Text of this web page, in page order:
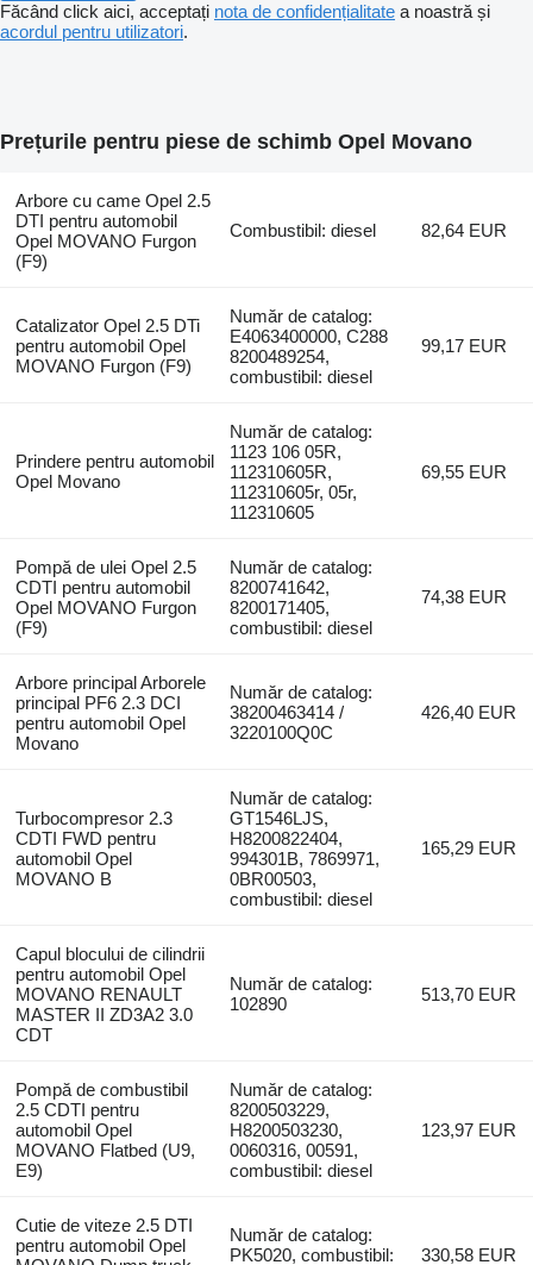
Făcând click aici, acceptați nota de confidențialitate a noastră și
acordul pentru utilizatori.
Prețurile pentru piese de schimb Opel Movano
Arbore cu came Opel 2.5
DTI pentru automobil
Opel MOVANO Furgon
(F9)
Combustibil: diesel 82,64 EUR
Catalizator Opel 2.5 DTi
pentru automobil Opel
MOVANO Furgon (F9)
Număr de catalog:
E4063400000, C288
8200489254,
combustibil: diesel
99,17 EUR
Prindere pentru automobil
Opel Movano
Număr de catalog:
1123 106 05R,
112310605R,
112310605r, 05r,
112310605
69,55 EUR
Pompă de ulei Opel 2.5
CDTI pentru automobil
Opel MOVANO Furgon
(F9)
Număr de catalog:
8200741642,
8200171405,
combustibil: diesel
74,38 EUR
Arbore principal Arborele
principal PF6 2.3 DCI
pentru automobil Opel
Movano
Număr de catalog:
38200463414 /
3220100Q0C
426,40 EUR
Turbocompresor 2.3
CDTI FWD pentru
automobil Opel
MOVANO B
Număr de catalog:
GT1546LJS,
H8200822404,
994301B, 7869971,
0BR00503,
combustibil: diesel
165,29 EUR
Capul blocului de cilindrii
pentru automobil Opel
MOVANO RENAULT
MASTER II ZD3A2 3.0
CDT
Număr de catalog:
102890
513,70 EUR
Pompă de combustibil
2.5 CDTI pentru
automobil Opel
MOVANO Flatbed (U9,
E9)
Număr de catalog:
8200503229,
H8200503230,
0060316, 00591,
combustibil: diesel
123,97 EUR
Cutie de viteze 2.5 DTI
pentru automobil Opel
Număr de catalog:
PK5020, combustibil:
330,58 EUR